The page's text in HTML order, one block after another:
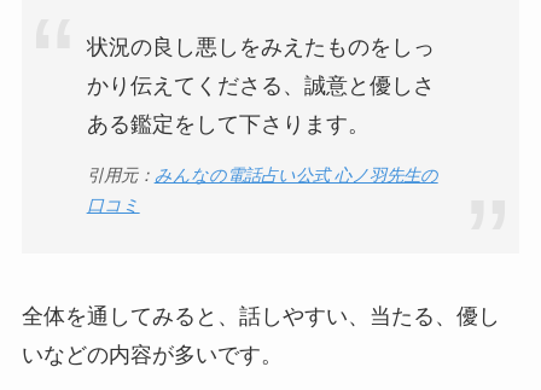
状況の良し悪しをみえたものをしっ
かり伝えてくださる、誠意と優しさ
ある鑑定をして下さります。
引用元： みんなの電話占い公式 心ノ羽先生の
口コミ
全体を通してみると、話しやすい、当たる、優し
いなどの内容が多いです。